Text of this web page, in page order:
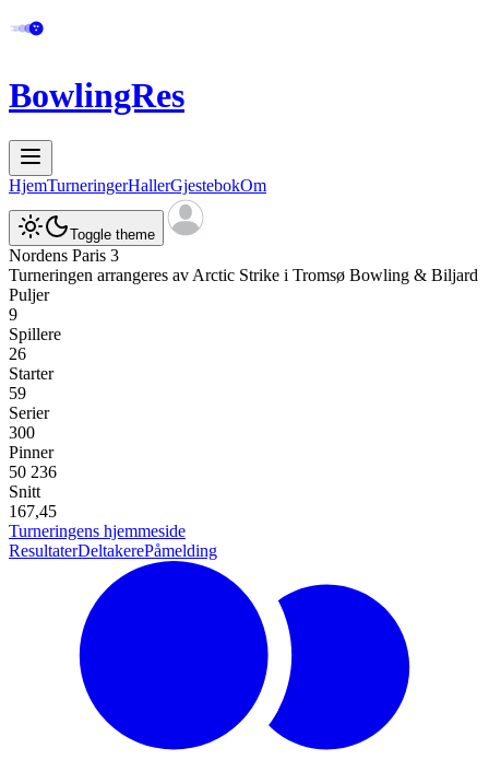
BowlingRes
HjemTurneringerHallerGjestebokOm
Toggle theme
Nordens Paris 3
Turneringen arrangeres av Arctic Strike i Tromsø Bowling & Biljard
Puljer
9
Spillere
26
Starter
59
Serier
300
Pinner
50 236
Snitt
167,45
Turneringens hjemmeside
ResultaterDeltakerePåmelding